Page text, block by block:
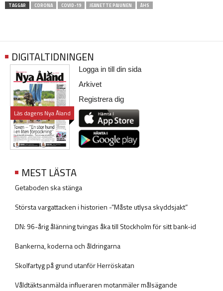
TAGGAR CORONA COVID-19 JEANETTE PAJUNEN ÅHS
DIGITALTIDNINGEN
Läs dagens Nya Åland
Logga in till din sida
Arkivet
Registrera dig
MEST LÄSTA
Getaboden ska stänga
Största vargattacken i historien -”Måste utlysa skyddsjakt”
DN: 96-årig ålänning tvingas åka till Stockholm för sitt bank-id
Bankerna, koderna och åldringarna
Skolfartyg på grund utanför Herröskatan
Våldtäktsanmälda influeraren motanmäler målsägande